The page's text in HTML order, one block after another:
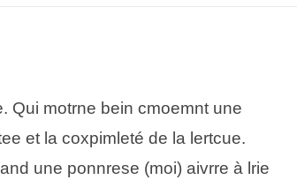
Qui monrte bein cmeomnt une
et la coxpimleté de la lucrete.
une poensnre (moi) arrvie à lire